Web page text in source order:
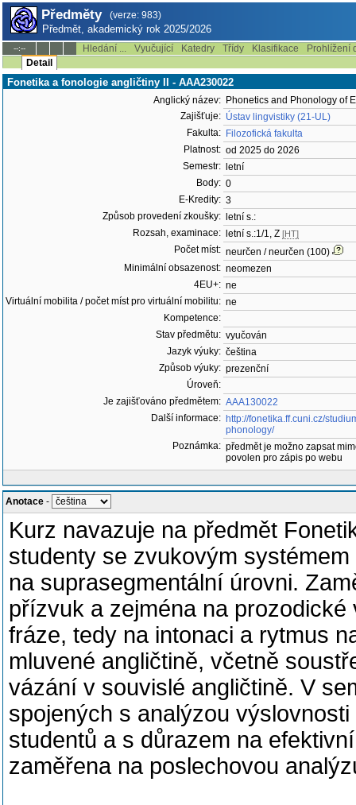
Předměty (verze: 983)
Předmět, akademický rok 2025/2026
--:-- Hledání ... Vyučující Katedry Třídy Klasifikace
Prohlížení
Detail
Fonetika a fonologie angličtiny II - AAA230022
Anglický název: Phonetics and Phonology of
Zajišťuje: Ústav lingvistiky (21-UL)
Fakulta: Filozofická fakulta
Platnost: od 2025 do 2026
Semestr:
letní
Body: 0
E-Kredity: 3
Způsob provedení zkoušky:
letní s.:
Rozsah, examinace:
letní s.:1/1, Z [HT]
Počet míst: neurčen / neurčen (100)
Minimální obsazenost: neomezen
4EU+: ne
Virtuální mobilita / počet míst pro virtuální mobilitu: ne
Kompetence:
Stav předmětu: vyučován
Jazyk výuky: čeština
Způsob výuky: prezenční
Úroveň:
Je zajišťováno předmětem: AAA130022
Další informace: http://fonetika.ff.cuni.cz/
phonology/
Poznámka: předmět je možno zapsat
povolen pro zápis po webu
Anotace -
Kurz navazuje na předmět
studenty se zvukovým
na suprasegmentální úrovni.
přízvuk a zejména na
fráze, tedy na intonaci a rytmus
mluvené angličtině, včetně
vázání v souvislé angličtině. V
spojených s analýzou
studentů a s důrazem na
zaměřena na poslechovou